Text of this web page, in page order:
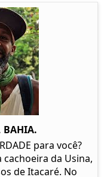
BAHIA.
para você?
da Usina,
de Itacaré. No